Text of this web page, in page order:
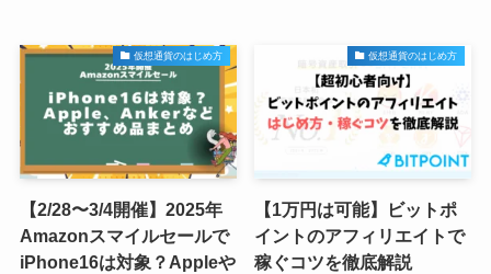
仮想通貨のはじめ方
【2/28〜3/4開催】2025年
Amazonスマイルセールで
iPhone16は対象？Appleや
仮想通貨のはじめ方
【1万円は可能】ビットポ
イントのアフィリエイトで
稼ぐコツを徹底解説